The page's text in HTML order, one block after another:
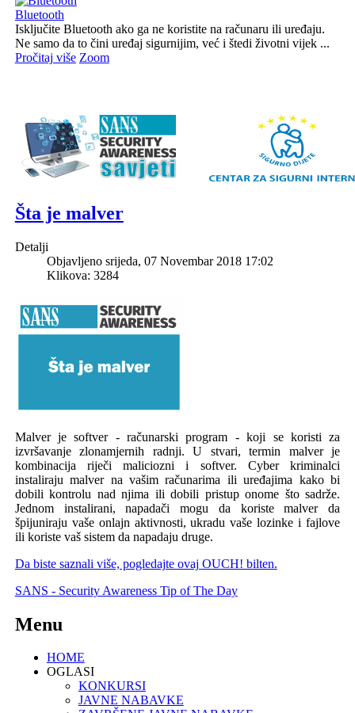
Bluetooth
Isključite Bluetooth ako ga ne koristite na računaru ili uređaju.
Ne samo da to čini uređaj sigurnijim, već i štedi životni vijek ...
Pročitaj više Zoom
Šta je malver
Detalji
Objavljeno srijeda, 07 Novembar 2018 17:02
Klikova: 3284
Malver je softver - računarski program - koji se koristi za
izvršavanje zlonamjernih radnji. U stvari, termin malver je
kombinacija riječi maliciozni i softver. Cyber kriminalci
instaliraju malver na vašim računarima ili uređajima kako bi
dobili kontrolu nad njima ili dobili pristup onome što sadrže.
Jednom instalirani, napadači mogu da koriste malver da
špijuniraju vaše onlajn aktivnosti, ukradu vaše lozinke i fajlove
ili koriste vaš sistem da napadaju druge.
Da biste saznali više, pogledajte ovaj OUCH! bilten.
SANS - Security Awareness Tip of The Day
Menu
HOME
OGLASI
KONKURSI
JAVNE NABAVKE